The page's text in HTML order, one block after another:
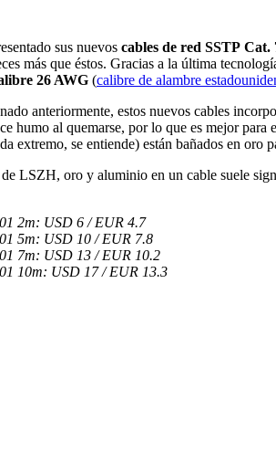
sus nuevos cables de red SSTP Cat.
más que éstos. Gracias a la última
26 AWG (calibre de alambre
anteriormente, estos nuevos cables
humo al quemarse, por lo que es mejor
extremo, se entiende) están bañados en oro
LSZH, oro y aluminio en un cable suele
2m: USD 6 / EUR 4.7
5m: USD 10 / EUR 7.8
7m: USD 13 / EUR 10.2
10m: USD 17 / EUR 13.3